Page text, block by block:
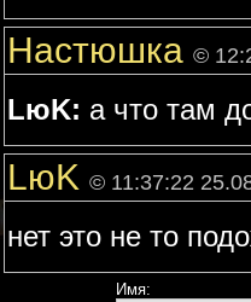
Настюшка ©
LюK: а что там
LюK © 11:37:22
нет это не то
Имя: